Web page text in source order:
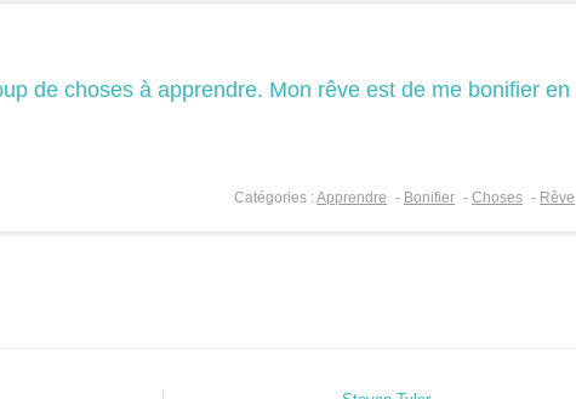
de choses à apprendre. Mon rêve est de me bonifier en
Catégories :Apprendre - Bonifier - Choses - Rêve